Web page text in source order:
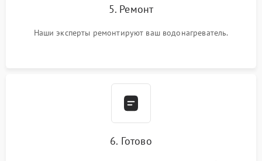
5. Ремонт
Наши эксперты ремонтируют ваш водонагреватель.
6. Готово